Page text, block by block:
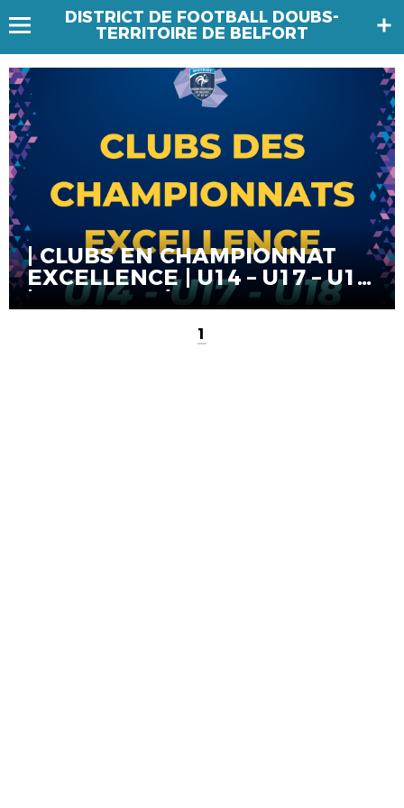
DISTRICT DE FOOTBALL DOUBS-
TERRITOIRE DE BELFORT
| CLUBS EN CHAMPIONNAT
EXCELLENCE | U14 – U17 – U18
| SAISON 25/26
1